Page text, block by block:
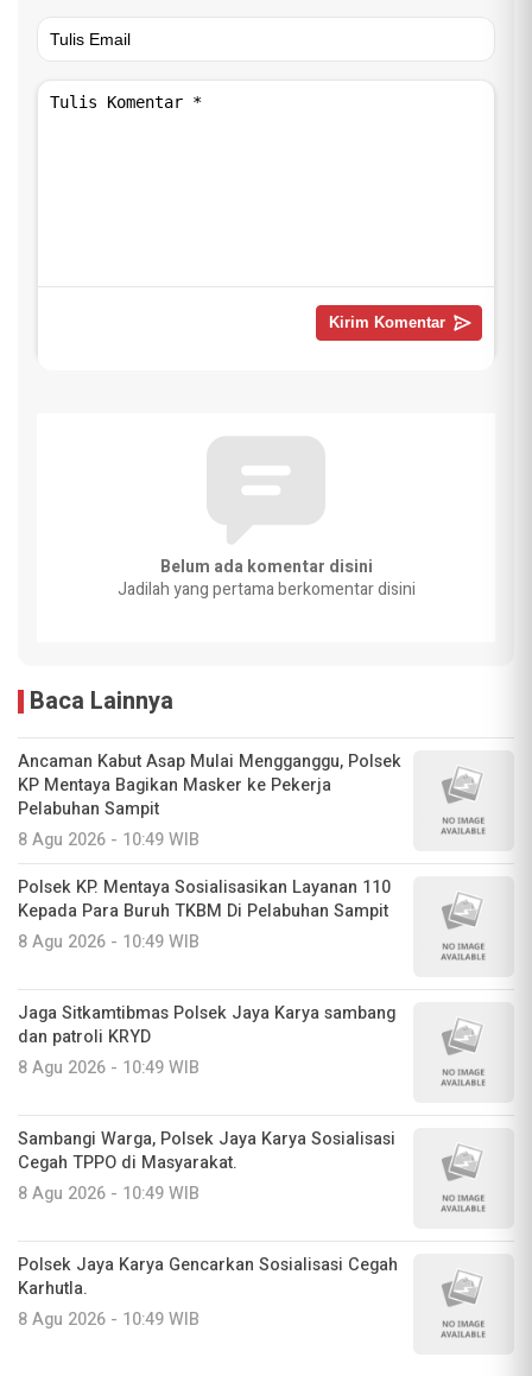
Belum ada komentar disini
Jadilah yang pertama berkomentar disini
Baca Lainnya
Ancaman Kabut Asap Mulai Mengganggu, Polsek
KP Mentaya Bagikan Masker ke Pekerja
Pelabuhan Sampit
8 Agu 2026 - 10:49 WIB
Polsek KP. Mentaya Sosialisasikan Layanan 110
Kepada Para Buruh TKBM Di Pelabuhan Sampit
8 Agu 2026 - 10:49 WIB
Jaga Sitkamtibmas Polsek Jaya Karya sambang
dan patroli KRYD
8 Agu 2026 - 10:49 WIB
Sambangi Warga, Polsek Jaya Karya Sosialisasi
Cegah TPPO di Masyarakat.
8 Agu 2026 - 10:49 WIB
Polsek Jaya Karya Gencarkan Sosialisasi Cegah
Karhutla.
8 Agu 2026 - 10:49 WIB